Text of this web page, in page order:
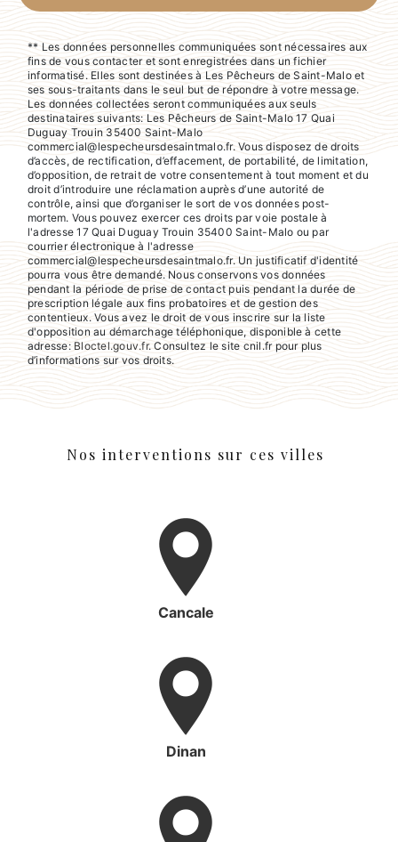
** Les données personnelles communiquées sont nécessaires aux
fins de vous contacter et sont enregistrées dans un fichier
informatisé. Elles sont destinées à Les Pêcheurs de Saint-Malo et
ses sous-traitants dans le seul but de répondre à votre message.
Les données collectées seront communiquées aux seuls
destinataires suivants: Les Pêcheurs de Saint-Malo 17 Quai
Duguay Trouin 35400 Saint-Malo
commercial@lespecheursdesaintmalo.fr. Vous disposez de droits
d’accès, de rectification, d’effacement, de portabilité, de limitation,
d’opposition, de retrait de votre consentement à tout moment et du
droit d’introduire une réclamation auprès d’une autorité de
contrôle, ainsi que d’organiser le sort de vos données post-
mortem. Vous pouvez exercer ces droits par voie postale à
l'adresse 17 Quai Duguay Trouin 35400 Saint-Malo ou par
courrier électronique à l'adresse
commercial@lespecheursdesaintmalo.fr. Un justificatif d'identité
pourra vous être demandé. Nous conservons vos données
pendant la période de prise de contact puis pendant la durée de
prescription légale aux fins probatoires et de gestion des
contentieux. Vous avez le droit de vous inscrire sur la liste
d'opposition au démarchage téléphonique, disponible à cette
adresse:Bloctel.gouv.fr. Consultez le site cnil.fr pour plus
d’informations sur vos droits.
Nos interventions sur ces villes
Cancale
Dinan